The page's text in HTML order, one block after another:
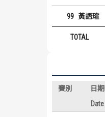
99 黃語瑄
TOTAL
賽別 日期
Date